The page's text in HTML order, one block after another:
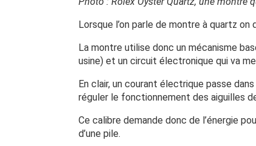
Lorsque l’on parle de montre à quartz
La montre utilise donc un mécanisme
usine) et un circuit électronique qui va
En clair, un courant électrique passe
réguler le fonctionnement des aiguilles
Ce calibre demande donc de l’énergie
d’une pile.